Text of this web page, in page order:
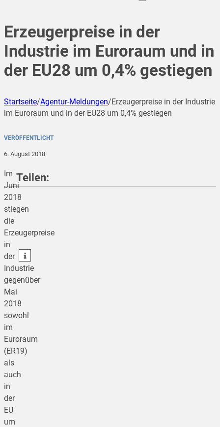
Erzeugerpreise in der
Industrie im Euroraum und in
der EU28 um 0,4% gestiegen
Startseite/Agentur-Meldungen/Erzeugerpreise in der Industrie
im Euroraum und in der EU28 um 0,4% gestiegen
VERÖFFENTLICHT
6. August 2018
Im
Juni
2018
stiegen
die
Erzeugerpreise
in
der
Industrie
gegenüber
Mai
2018
sowohl
im
Euroraum
(ER19)
als
auch
in
der
EU
um
Teilen:
teilen
teilen